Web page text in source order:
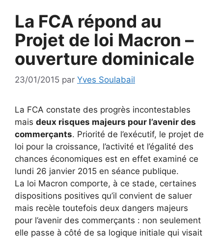
La FCA répond au
Projet de loi Macron –
ouverture dominicale
23/01/2015 par Yves Soulabail
La FCA constate des progrès incontestables
mais deux risques majeurs pour l’avenir des
commerçants. Priorité de l’exécutif, le projet de
loi pour la croissance, l’activité et l’égalité des
chances économiques est en effet examiné ce
lundi 26 janvier 2015 en séance publique.
La loi Macron comporte, à ce stade, certaines
dispositions positives qu’il convient de saluer
mais recèle toutefois deux dangers majeurs
pour l’avenir des commerçants : non seulement
elle passe à côté de sa logique initiale qui visait